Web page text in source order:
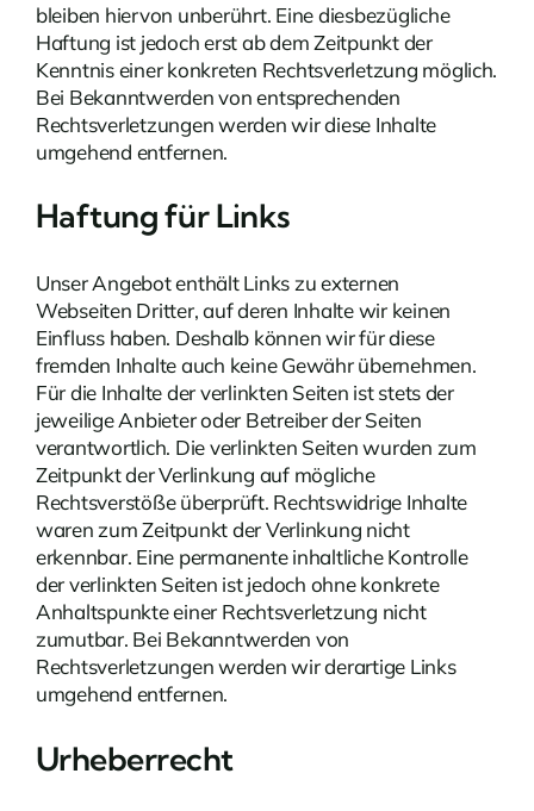
bleiben hiervon unberührt. Eine diesbezügliche
Haftung ist jedoch erst ab dem Zeitpunkt der
Kenntnis einer konkreten Rechtsverletzung möglich.
Bei Bekanntwerden von entsprechenden
Rechtsverletzungen werden wir diese Inhalte
umgehend entfernen.
Haftung für Links
Unser Angebot enthält Links zu externen
Webseiten Dritter, auf deren Inhalte wir keinen
Einfluss haben. Deshalb können wir für diese
fremden Inhalte auch keine Gewähr übernehmen.
Für die Inhalte der verlinkten Seiten ist stets der
jeweilige Anbieter oder Betreiber der Seiten
verantwortlich. Die verlinkten Seiten wurden zum
Zeitpunkt der Verlinkung auf mögliche
Rechtsverstöße überprüft. Rechtswidrige Inhalte
waren zum Zeitpunkt der Verlinkung nicht
erkennbar. Eine permanente inhaltliche Kontrolle
der verlinkten Seiten ist jedoch ohne konkrete
Anhaltspunkte einer Rechtsverletzung nicht
zumutbar. Bei Bekanntwerden von
Rechtsverletzungen werden wir derartige Links
umgehend entfernen.
Urheberrecht